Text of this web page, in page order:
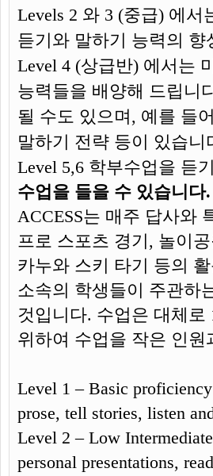
Levels 2 와 3 (중급) 에서
듣기와 말하기 능력의 향
Level 4 (상급반) 에서는
능력들을 배양해 드립니
될 수도 있으며, 예를 들
말하기 전략 등이 있습니
Level 5,6 학부수업을 듣
수업을 들을 수 있습니다.
ACCESS는 매주 답사와
프로 스포츠 경기, 놀이
카누와 스키 타기 등의
소속의 학생들이 주관하
것입니다. 수업은 대체로
위하여 수업을 작은 인
Level 1 – Basic
prose, tell stories, listen
Level 2 – Low
personal presentations,